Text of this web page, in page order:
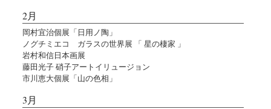
2月
岡村宜治個展「日用ノ陶」
ノグチミエコ ガラスの世界展 「 星の棲家 」
岩村和信日本画展
藤田光子 硝子アートイリュージョン
市川恵大個展「山の色相」
3月